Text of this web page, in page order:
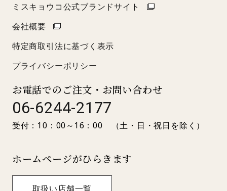
ミスキョウコ公式ブランドサイト
会社概要
特定商取引法に基づく表示
プライバシーポリシー
お電話でのご注文・お問い合わせ
06-6244-2177
受付：10：00～16：00 （土・日・祝日を除く）
ホームページがひらきます
取扱い店舗一覧